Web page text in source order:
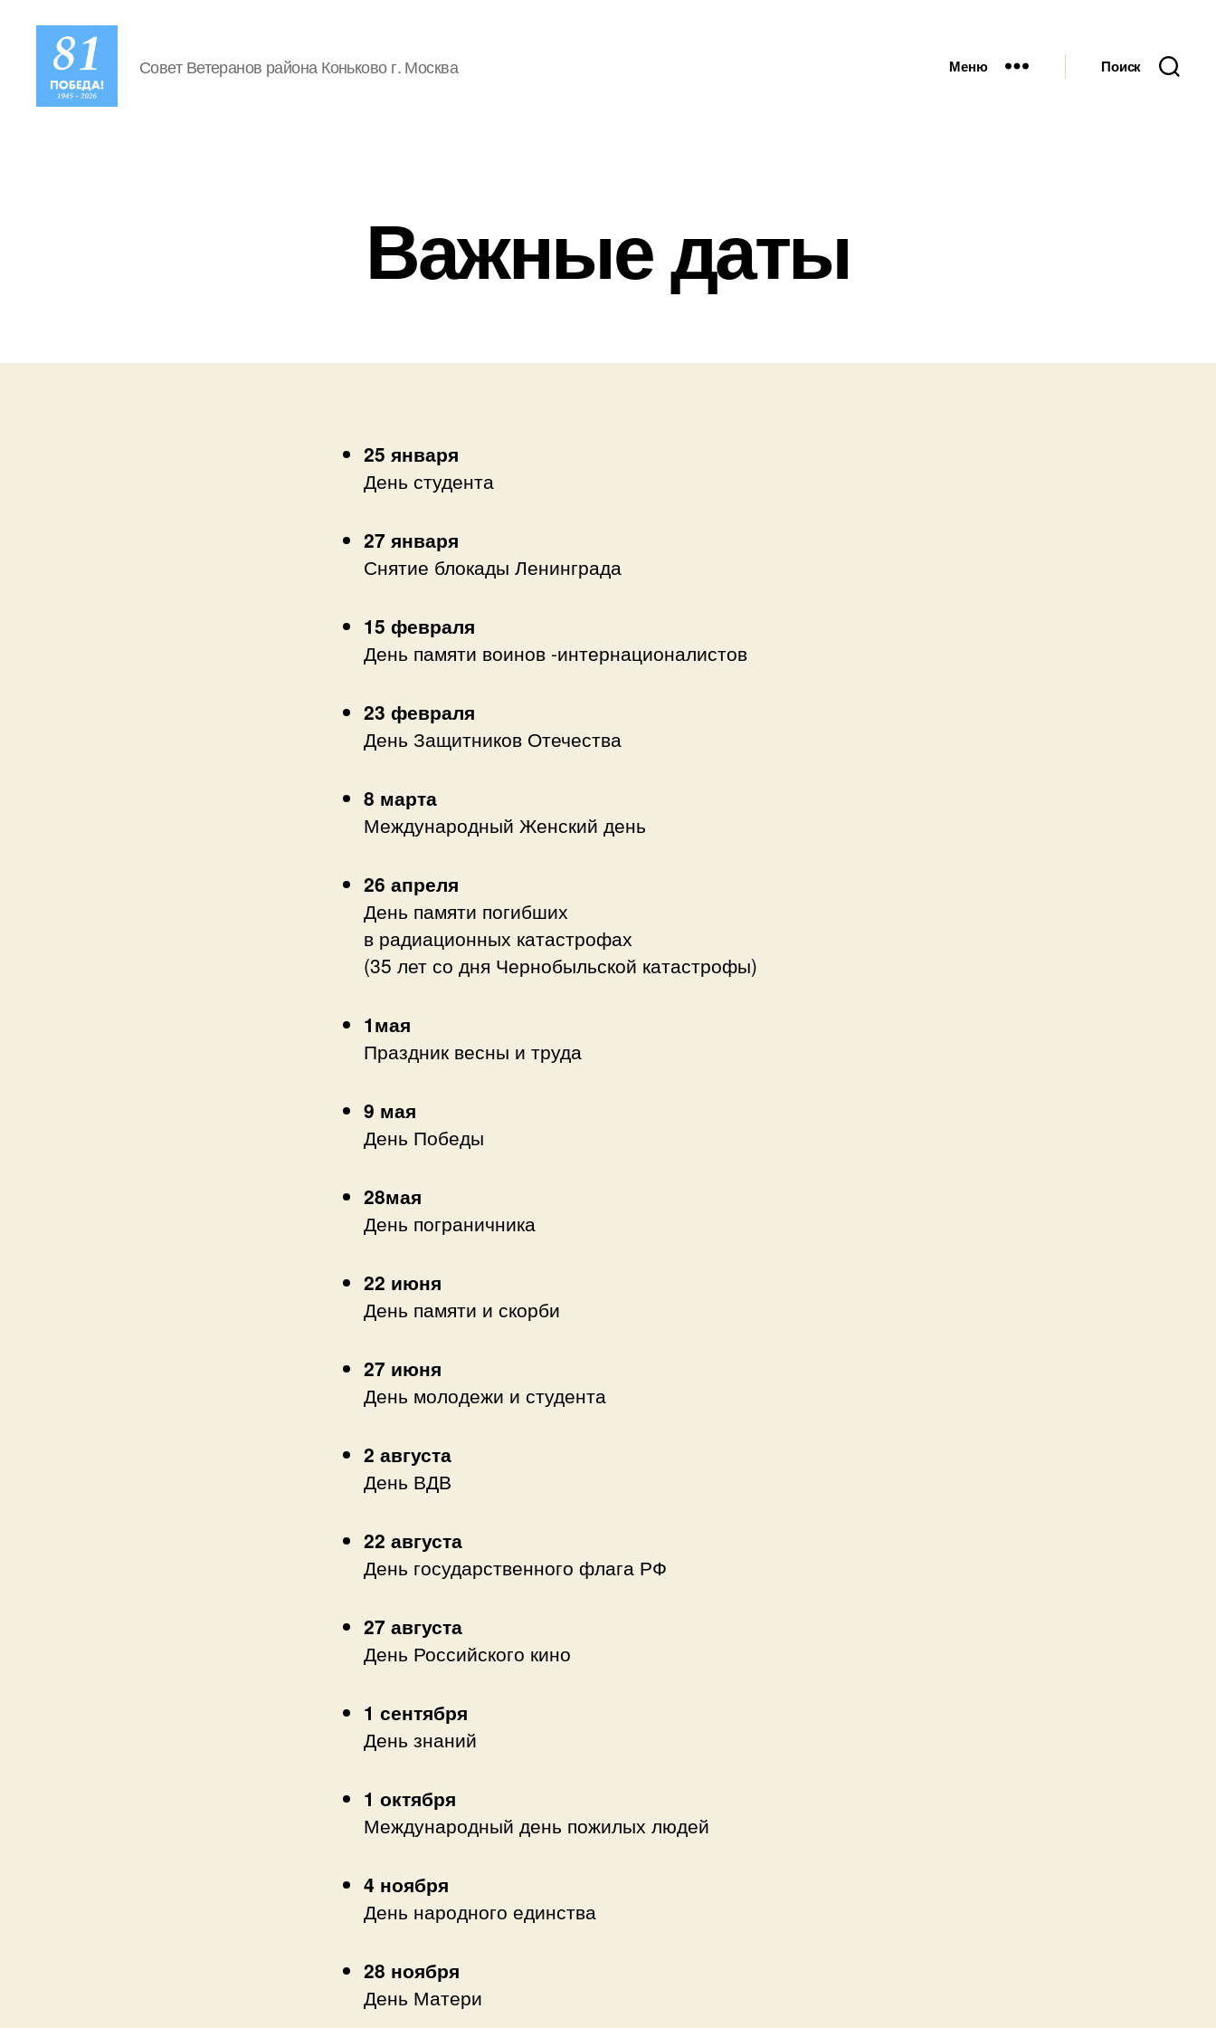
Совет Ветеранов района Коньково г. Москва Меню Поиск
Важные даты
25 января
День студента
27 января
Снятие блокады Ленинграда
15 февраля
День памяти воинов -интернационалистов
23 февраля
День Защитников Отечества
8 марта
Международный Женский день
26 апреля
День памяти погибших
в радиационных катастрофах
(35 лет со дня Чернобыльской катастрофы)
1мая
Праздник весны и труда
9 мая
День Победы
28мая
День пограничника
22 июня
День памяти и скорби
27 июня
День молодежи и студента
2 августа
День ВДВ
22 августа
День государственного флага РФ
27 августа
День Российского кино
1 сентября
День знаний
1 октября
Международный день пожилых людей
4 ноября
День народного единства
28 ноября
День Матери